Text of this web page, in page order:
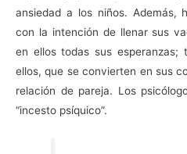
ansiedad a los niños. Además,
con la intención de llenar sus
en ellos todas sus
ellos, que se convierten en sus
relación de pareja. Los
“incesto psíquico”.